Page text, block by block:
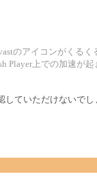
のアイコンがくるく
上での加速が
していただけないでし